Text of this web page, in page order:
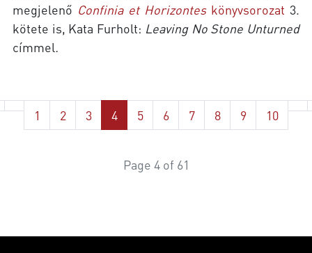
megjelenő Confinia et Horizontes könyvsorozat 3.
kötete is, Kata Furholt: Leaving No Stone Unturned
címmel.
1 2 3 4 5 6 7 8 9 10
Page 4 of 61